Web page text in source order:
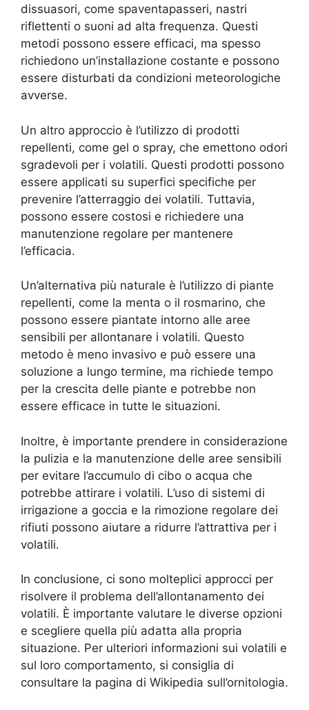
dissuasori, come spaventapasseri, nastri
riflettenti o suoni ad alta frequenza. Questi
metodi possono essere efficaci, ma spesso
richiedono un’installazione costante e possono
essere disturbati da condizioni meteorologiche
avverse.
Un altro approccio è l’utilizzo di prodotti
repellenti, come gel o spray, che emettono odori
sgradevoli per i volatili. Questi prodotti possono
essere applicati su superfici specifiche per
prevenire l’atterraggio dei volatili. Tuttavia,
possono essere costosi e richiedere una
manutenzione regolare per mantenere
l’efficacia.
Un’alternativa più naturale è l’utilizzo di piante
repellenti, come la menta o il rosmarino, che
possono essere piantate intorno alle aree
sensibili per allontanare i volatili. Questo
metodo è meno invasivo e può essere una
soluzione a lungo termine, ma richiede tempo
per la crescita delle piante e potrebbe non
essere efficace in tutte le situazioni.
Inoltre, è importante prendere in considerazione
la pulizia e la manutenzione delle aree sensibili
per evitare l’accumulo di cibo o acqua che
potrebbe attirare i volatili. L’uso di sistemi di
irrigazione a goccia e la rimozione regolare dei
rifiuti possono aiutare a ridurre l’attrattiva per i
volatili.
In conclusione, ci sono molteplici approcci per
risolvere il problema dell’allontanamento dei
volatili. È importante valutare le diverse opzioni
e scegliere quella più adatta alla propria
situazione. Per ulteriori informazioni sui volatili e
sul loro comportamento, si consiglia di
consultare la pagina di Wikipedia sull’ornitologia.